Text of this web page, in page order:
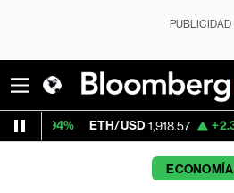
PUBLICIDAD
1,918.57 +2.30% Visa 368.54
ECONOMÍA